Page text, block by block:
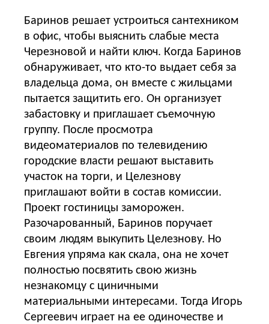
Баринов решает устроиться сантехником
в офис, чтобы выяснить слабые места
Черезновой и найти ключ. Когда Баринов
обнаруживает, что кто-то выдает себя за
владельца дома, он вместе с жильцами
пытается защитить его. Он организует
забастовку и приглашает съемочную
группу. После просмотра
видеоматериалов по телевидению
городские власти решают выставить
участок на торги, и Целезнову
приглашают войти в состав комиссии.
Проект гостиницы заморожен.
Разочарованный, Баринов поручает
своим людям выкупить Целезнову. Но
Евгения упряма как скала, она не хочет
полностью посвятить свою жизнь
незнакомцу с циничными
материальными интересами. Тогда Игорь
Сергеевич играет на ее одиночестве и